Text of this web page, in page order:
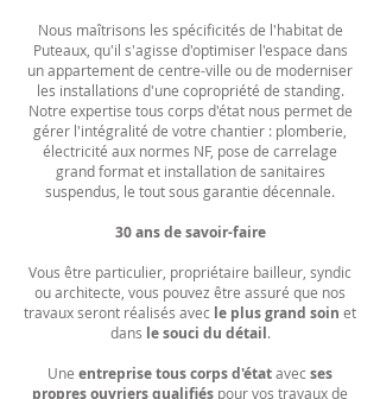
Nous maîtrisons les spécificités de l'habitat de
Puteaux, qu'il s'agisse d'optimiser l'espace dans
un appartement de centre-ville ou de moderniser
les installations d'une copropriété de standing.
Notre expertise tous corps d'état nous permet de
gérer l'intégralité de votre chantier : plomberie,
électricité aux normes NF, pose de carrelage
grand format et installation de sanitaires
suspendus, le tout sous garantie décennale.
30 ans de savoir-faire
Vous être particulier, propriétaire bailleur, syndic
ou architecte,​​ vous pouvez être assuré que nos
travaux seront réalisés avec le plus grand soin et
dans ​​ le souci du détail.
Une entreprise tous corps d'étatavec ses
propresouvriersqualifiés pour vos travaux de